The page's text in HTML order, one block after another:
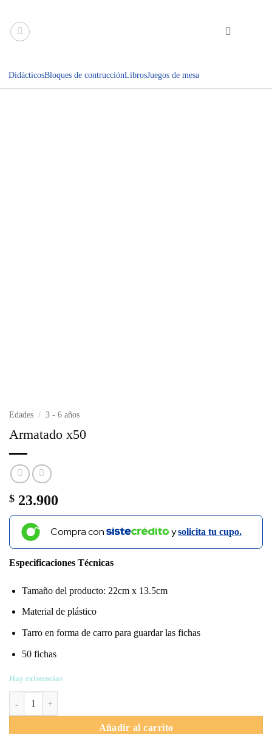
contenido
DidácticosBloques de contrucciónLibrosJuegos de mesa
Edades / 3 - 6 años
Armatado x50
$ 23.900
Compra con ysolicita tu cupo.
Especificaciones Técnicas
Tamaño del producto: 22cm x 13.5cm
Material de plástico
Tarro en forma de carro para guardar las fichas
50 fichas
Hay existencias
Armatado x50 cantidad
Añadir al carrito